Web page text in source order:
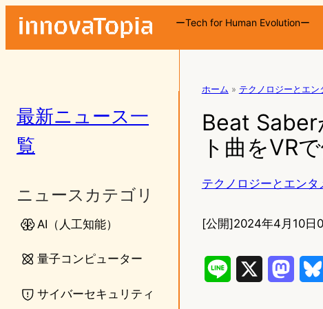
ーTech for Human Evolutionー
最新ニュース一
覧
ニュースカテゴリ
AI（人工知能）
量子コンピューター
サイバーセキュリティ
ホーム » テクノロジーとエン
Beat Saber
ト曲をVR
テクノロジーとエンタ
[公開]2024年4月10日